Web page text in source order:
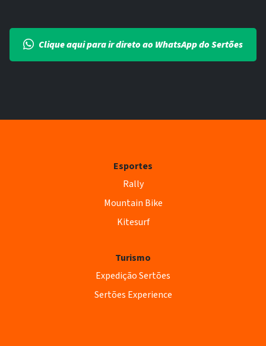
Clique aqui para ir direto ao WhatsApp do Sertões
Esportes
Rally
Mountain Bike
Kitesurf
Turismo
Expedição Sertões
Sertões Experience